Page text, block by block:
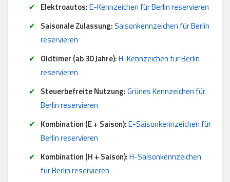
Elektroautos:E-Kennzeichen für Berlin reservieren
Saisonale Zulassung:Saisonkennzeichen für Berlin
reservieren
Oldtimer (ab 30 Jahre):H-Kennzeichen für Berlin
reservieren
Steuerbefreite Nutzung:Grünes Kennzeichen für
Berlin reservieren
Kombination (E + Saison):E-Saisonkennzeichen für
Berlin reservieren
Kombination (H + Saison):H-Saisonkennzeichen
für Berlin reservieren